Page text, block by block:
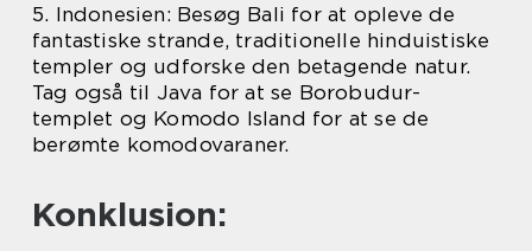
5. Indonesien: Besøg Bali for at opleve de
fantastiske strande, traditionelle hinduistiske
templer og udforske den betagende natur.
Tag også til Java for at se Borobudur-
templet og Komodo Island for at se de
berømte komodovaraner.
Konklusion: